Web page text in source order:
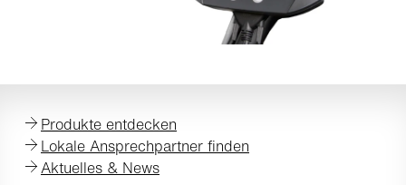
Produkte entdecken
Lokale Ansprechpartner finden
Aktuelles & News